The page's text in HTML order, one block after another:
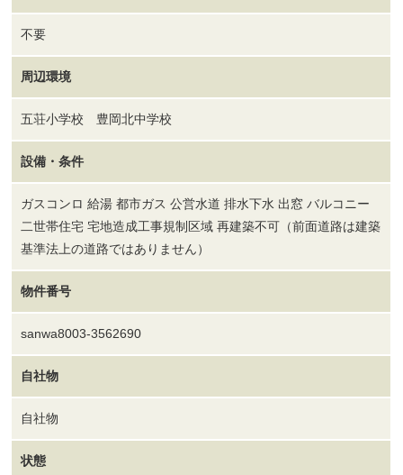
不要
周辺環境
五荘小学校 豊岡北中学校
設備・条件
ガスコンロ 給湯 都市ガス 公営水道 排水下水 出窓 バルコニー
二世帯住宅 宅地造成工事規制区域 再建築不可（前面道路は建築
基準法上の道路ではありません）
物件番号
sanwa8003-3562690
自社物
自社物
状態